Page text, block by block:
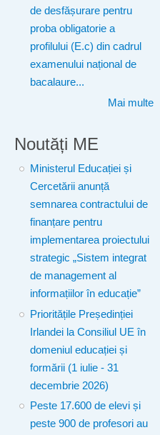
de desfășurare pentru
proba obligatorie a
profilului (E.c) din cadrul
examenului național de
bacalaure...
Mai multe
Noutăți ME
Ministerul Educației și
Cercetării anunță
semnarea contractului de
finanțare pentru
implementarea proiectului
strategic „Sistem integrat
de management al
informațiilor în educație”
Prioritățile Președinției
Irlandei la Consiliul UE în
domeniul educației și
formării (1 iulie - 31
decembrie 2026)
Peste 17.600 de elevi și
peste 900 de profesori au